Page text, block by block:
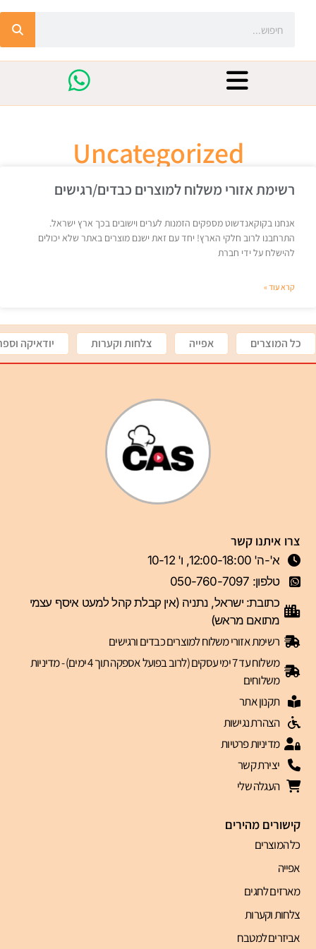
Uncategorized
רשימת אזורי משלוח למוצרים כבדים/רגישים
אנחנו בקוקאנדשוט מספקים הזמנות לערים וישובים בכך ארץ ישראל.
התרחבנו לרוב חלקי הארץ! יחד עם זאת ישנם מוצרים באתר שלא יכולים
להישלח על ידי חברת
קרא עוד »
כל המוצרים אפייה צלחות וקערות יודאיקה
קישורים מהירים
כל המוצרים
אפייה
מארזים לחגים
צלחות וקערות
אביזרים למטבח
צרו איתנו קשר
א'-ה' 12:00-18:00, ו' 10-12
טלפון: 050-760-7097
כתובת: ישראל, נתניה (אין קבלת קהל למעט איסף עצמי
מתואם מראש)
רשימת אזורי משלוח למוצרים כבדים ורגישים
משלוח עד 7 ימי עסקים (לרוב בפועל אספקה תוך 4 ימים) - מדיניות
משלוחים
תקנון אתר
הצהרת נגישות
מדיניות פרטיות
יצירת קשר
העגלה שלי